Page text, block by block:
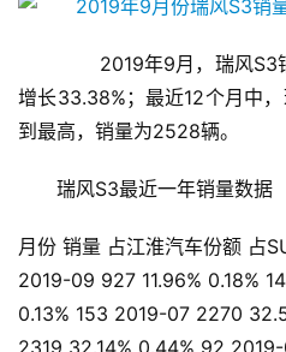
2019年9月，瑞风S3
增长33.38%；最近12个月中
到最高，销量为2528辆。
瑞风S3最近一年销量数据
月份 销量 占江淮汽车份额 占
2019-09 927 11.96% 0.18%
0.13% 153 2019-07 2270